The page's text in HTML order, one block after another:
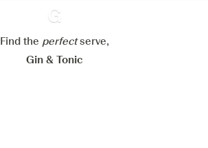
Ginventory
Find the perfectserve,
Gin & Tonic